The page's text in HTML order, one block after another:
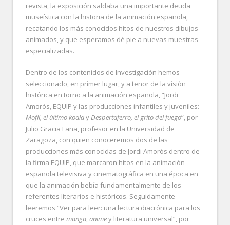
revista, la exposición saldaba una importante deuda
museística con la historia de la animación española,
recatando los más conocidos hitos de nuestros dibujos
animados, y que esperamos dé pie a nuevas muestras
especializadas.
Dentro de los contenidos de Investigación hemos
seleccionado, en primer lugar, y a tenor de la visión
histórica en torno a la animación española, “Jordi
Amorós, EQUIP y las producciones infantiles y juveniles:
Mofli, el último koalayDespertaferro, el grito del fuego”, por
Julio Gracia Lana, profesor en la Universidad de
Zaragoza, con quien conoceremos dos de las
producciones más conocidas de Jordi Amorós dentro de
la firma EQUIP, que marcaron hitos en la animación
española televisiva y cinematográfica en una época en
que la animación bebía fundamentalmente de los
referentes literarios e históricos. Seguidamente
leeremos “Ver para leer: una lectura diacrónica para los
cruces entre manga,animey literatura universal”, por